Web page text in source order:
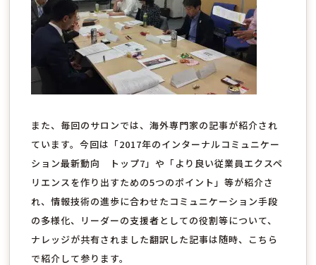
また、毎回のサロンでは、海外専門家の記事が紹介され
ています。今回は「2017年のインターナルコミュニケー
ション最新動向 トップ7」や「より良い従業員エクスペ
リエンスを作り出すための5つのポイント」等が紹介さ
れ、情報技術の進歩に合わせたコミュニケーション手段
の多様化、リーダーの支援者としての役割等について、
ナレッジが共有されました翻訳した記事は随時、こちら
で紹介して参ります。